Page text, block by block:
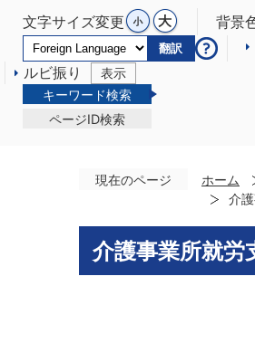
文字サイズ変更 背景
翻訳
ルビ振り
表示
キーワード検索
ページID検索
現在のページ ホーム
介
介護事業所就労